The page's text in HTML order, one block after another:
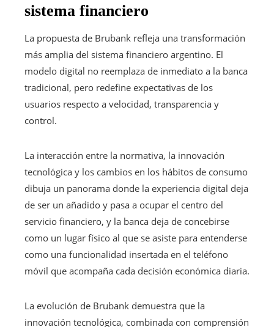
sistema financiero
La propuesta de Brubank refleja una transformación
más amplia del sistema financiero argentino. El
modelo digital no reemplaza de inmediato a la banca
tradicional, pero redefine expectativas de los
usuarios respecto a velocidad, transparencia y
control.
La interacción entre la normativa, la innovación
tecnológica y los cambios en los hábitos de consumo
dibuja un panorama donde la experiencia digital deja
de ser un añadido y pasa a ocupar el centro del
servicio financiero, y la banca deja de concebirse
como un lugar físico al que se asiste para entenderse
como una funcionalidad insertada en el teléfono
móvil que acompaña cada decisión económica diaria.
La evolución de Brubank demuestra que la
innovación tecnológica, combinada con comprensión